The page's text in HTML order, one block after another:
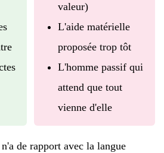
valeur)
L'aide matérielle
proposée trop tôt
L'homme passif qui
attend que tout
vienne d'elle
de rapport avec la langue